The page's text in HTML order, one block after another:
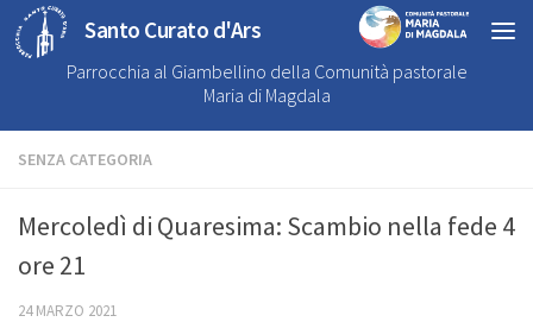
Santo Curato d'Ars
Parrocchia al Giambellino della Comunità pastorale
Maria di Magdala
SENZA CATEGORIA
Mercoledì di Quaresima: Scambio nella fede 4
ore 21
24 MARZO 2021